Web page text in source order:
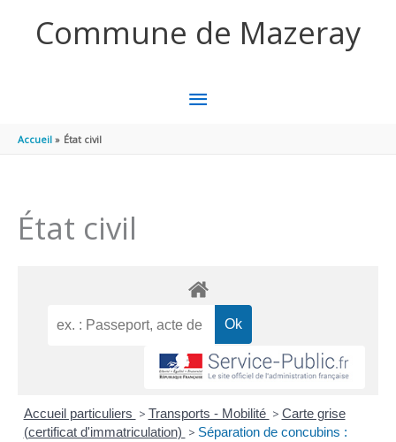
Commune de Mazeray
MENU
Accueil État civil
État civil
Accueil particuliers > Transports - Mobilité > Carte grise
(certificat d'immatriculation) > Séparation de concubins :